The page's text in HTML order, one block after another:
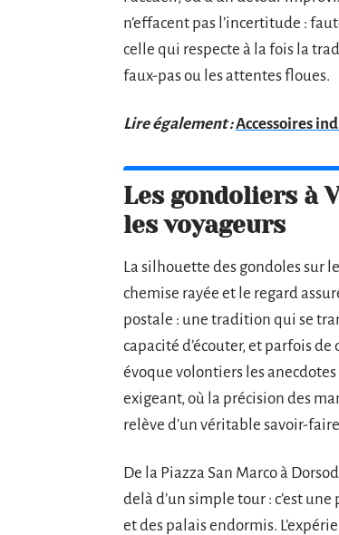
n’effacent pas l’incertitude :
celle qui respecte à la fois la
faux-pas ou les attentes floues.
Lire également :Accessoires
Les gondoliers à
les voyageurs
La silhouette des gondoles sur
chemise rayée et le regard
postale : une tradition qui se
capacité d’écouter, et parfois
évoque volontiers les
exigeant, où la précision des
relève d’un véritable savoir-
De la Piazza San Marco à
delà d’un simple tour : c’est
et des palais endormis.